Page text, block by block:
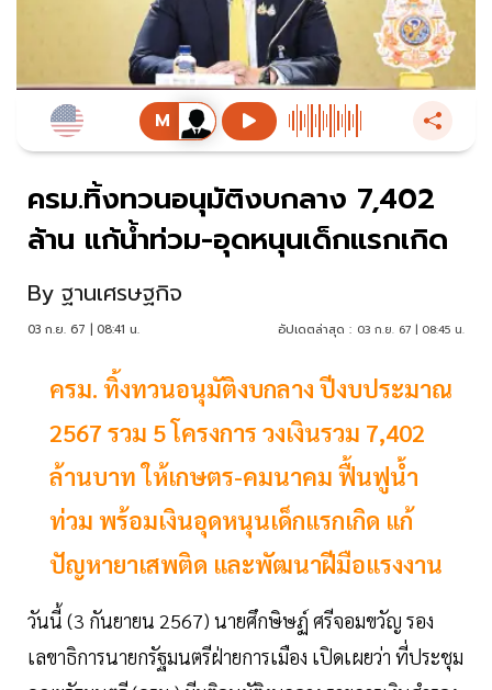
ครม.ทิ้งทวนอนุมัติงบกลาง 7,402
ล้าน แก้น้ำท่วม-อุดหนุนเด็กแรกเกิด
By ฐานเศรษฐกิจ
03 ก.ย. 67 | 08:41 น. อัปเดตล่าสุด : 03 ก.ย. 67 | 08:45 น.
ครม. ทิ้งทวนอนุมัติงบกลาง ปีงบประมาณ
2567 รวม 5 โครงการ วงเงินรวม 7,402
ล้านบาท ให้เกษตร-คมนาคม ฟื้นฟูน้ำ
ท่วม พร้อมเงินอุดหนุนเด็กแรกเกิด แก้
ปัญหายาเสพติด และพัฒนาฝีมือแรงงาน
วันนี้ (3 กันยายน 2567) นายศึกษิษฏ์ ศรีจอมขวัญ รอง
เลขาธิการนายกรัฐมนตรีฝ่ายการเมือง เปิดเผยว่า ที่ประชุม